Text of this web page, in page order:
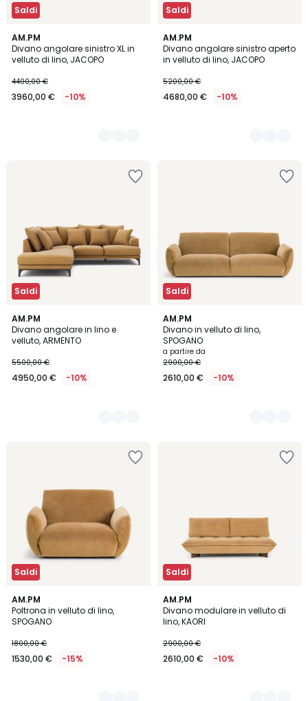
Saldi
AM.PM
Divano angolare sinistro XL in
velluto di lino, JACOPO
4400,00 €
3960,00 € -10%
5
Colori
Saldi
AM.PM
Divano angolare sinistro aperto
in velluto di lino, JACOPO
5200,00 €
4680,00 € -10%
5
Colori
Saldi
AM.PM
Divano angolare in lino e
velluto, ARMENTO
5500,00 €
4950,00 € -10%
5
Colori
Saldi
AM.PM
Divano in velluto di lino,
SPOGANO
a partire da
2900,00 €
2610,00 € -10%
5
Colori
Saldi
AM.PM
Poltrona in velluto di lino,
SPOGANO
1800,00 €
1530,00 € -15%
5
Colori
Saldi
AM.PM
Divano modulare in velluto di
lino, KAORI
2900,00 €
2610,00 € -10%
5
Colori